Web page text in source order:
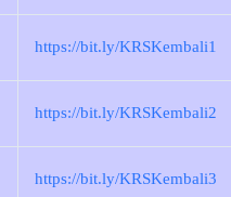
https://bit.ly/KRSKembali1
https://bit.ly/KRSKembali2
https://bit.ly/KRSKembali3